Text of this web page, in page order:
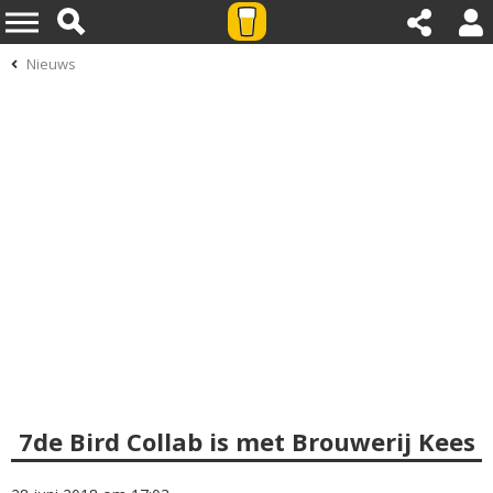
Nieuws
7de Bird Collab is met Brouwerij Kees